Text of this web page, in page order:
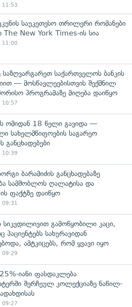
11:53
საუკეთესო თრილერი რომანები
The New York Times-ის სია
11:00
საზღვარგარეთ საქართველოს ბანკის
— მოსწავლეებისთვის შექმნილ
პროგრამაზე მიღება დაიწყო
10:57
ომიდან 18 წელი გავიდა —
სახელმწიფოების საგარეო
განცხადებები
10:39
ბარამიძის განცხადებაზე
სამშობლოს ღალატისა და
ფაქტზე დაიწყო
09:31
სიკვდილივით გამოწყობილი კაცი,
პაციენტებს სახურავიდან
ამტკიცებს, რომ ყვავი იყო
09:29
იანი ფასდაკლება
შერჩეულ კოლექციაზე ნაწილ-
09:27